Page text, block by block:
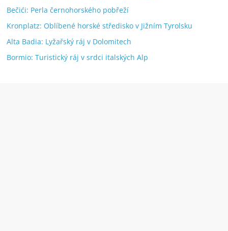
Bečići: Perla černohorského pobřeží
Kronplatz: Oblíbené horské středisko v Jižním Tyrolsku
Alta Badia: Lyžařský ráj v Dolomitech
Bormio: Turistický ráj v srdci italských Alp